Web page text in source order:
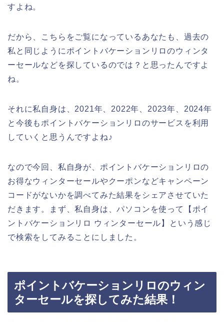
すよね。
だから、こちらをご覧になっているあなたも、過去の
私と同じようにポイントバケーションリロのウィンタ
ーセールなどを探しているのでは？と思ったんですよ
ね。
それに私自身は、2021年、2022年、2023年、2024年
と今後もポイントバケーションリロのサービスを利用
していくと思うんですよね♪
なので今回、私自身が、ポイントバケーションリロの
お得なウィンターセールやクーポンなどキャンペーン
コードがないかを調べてみた結果をシェアさせていた
だきます。まず、私自身は、パソコンを使って【ポイ
ントバケーションリロ ウィンターセール】という感じ
で検索をしてみることにしました。
ポイントバケーションリロのウィン
ターセールを探してみた結果！